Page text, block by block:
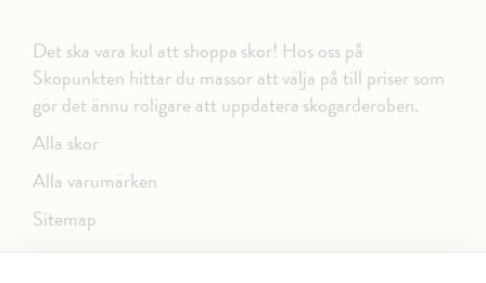
Det ska vara kul att shoppa skor! Hos oss på
Skopunkten hittar du massor att välja på till priser som
gör det ännu roligare att uppdatera skogarderoben.
Alla skor
Alla varumärken
Sitemap